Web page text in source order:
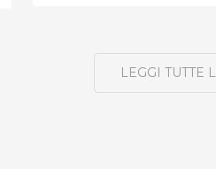
LEGGI TUTTE